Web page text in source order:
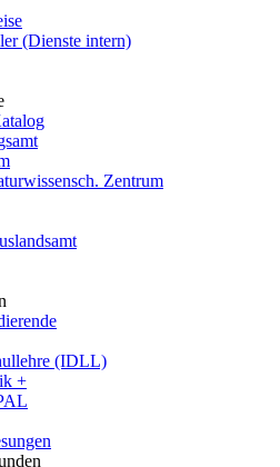
(Dienste intern)
Zentrum
(IDLL)
+